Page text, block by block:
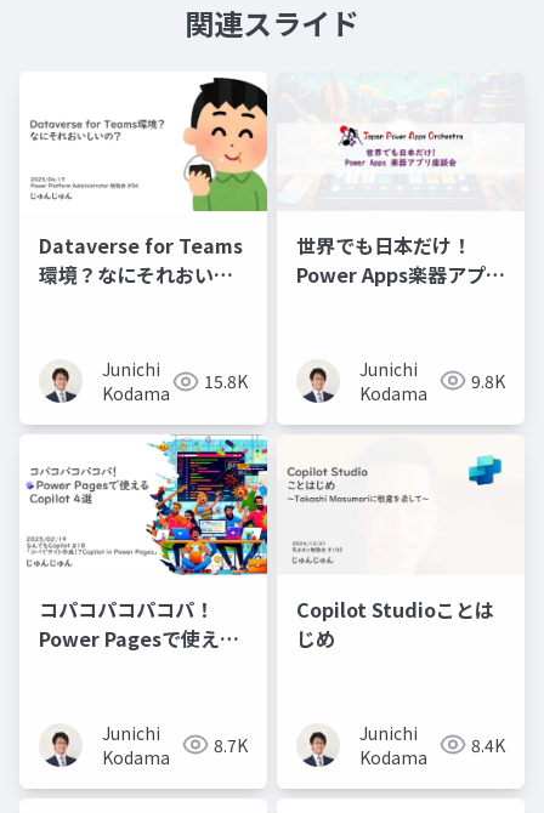
関連スライド
Dataverse for Teams
環境？なにそれおいし
Junichi
Kodama
15.8K
世界でも日本だけ！
Power Apps楽器アプリ
Junichi
Kodama
9.8K
コパコパコパコパ！
Power Pagesで使える
Junichi
Kodama
8.7K
Copilot Studioことは
じめ
Junichi
Kodama
8.4K